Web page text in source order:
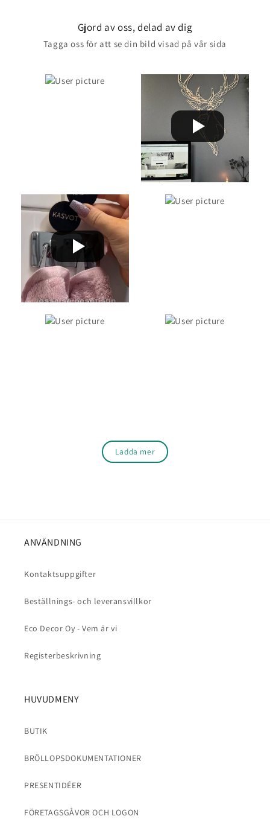
Gjord av oss, delad av dig
Tagga oss för att se din bild visad på vår sida
Ladda mer
ANVÄNDNING
Kontaktsuppgifter
Beställnings- och leveransvillkor
Eco Decor Oy - Vem är vi
Registerbeskrivning
HUVUDMENY
BUTIK
BRÖLLOPSDOKUMENTATIONER
PRESENTIDÉER
FÖRETAGSGÅVOR OCH LOGON